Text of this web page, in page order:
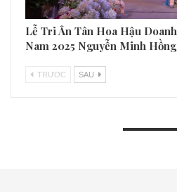
Lễ Tri Ân Tân Hoa Hậu
Nam 2025 Nguyễn Minh
TRƯƠC SAU